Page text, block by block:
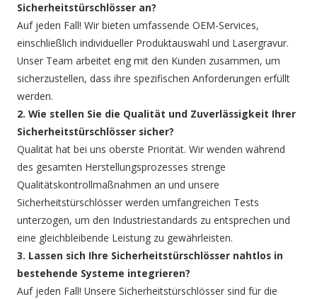
Sicherheitstürschlösser an?
Auf jeden Fall! Wir bieten umfassende OEM-Services,
einschließlich individueller Produktauswahl und Lasergravur.
Unser Team arbeitet eng mit den Kunden zusammen, um
sicherzustellen, dass ihre spezifischen Anforderungen erfüllt
werden.
2. Wie stellen Sie die Qualität und Zuverlässigkeit Ihrer
Sicherheitstürschlösser sicher?
Qualität hat bei uns oberste Priorität. Wir wenden während
des gesamten Herstellungsprozesses strenge
Qualitätskontrollmaßnahmen an und unsere
Sicherheitstürschlösser werden umfangreichen Tests
unterzogen, um den Industriestandards zu entsprechen und
eine gleichbleibende Leistung zu gewährleisten.
3. Lassen sich Ihre Sicherheitstürschlösser nahtlos in
bestehende Systeme integrieren?
Auf jeden Fall! Unsere Sicherheitstürschlösser sind für die